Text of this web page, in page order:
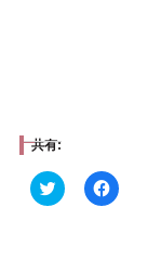
共有:
ク
リ
F
a